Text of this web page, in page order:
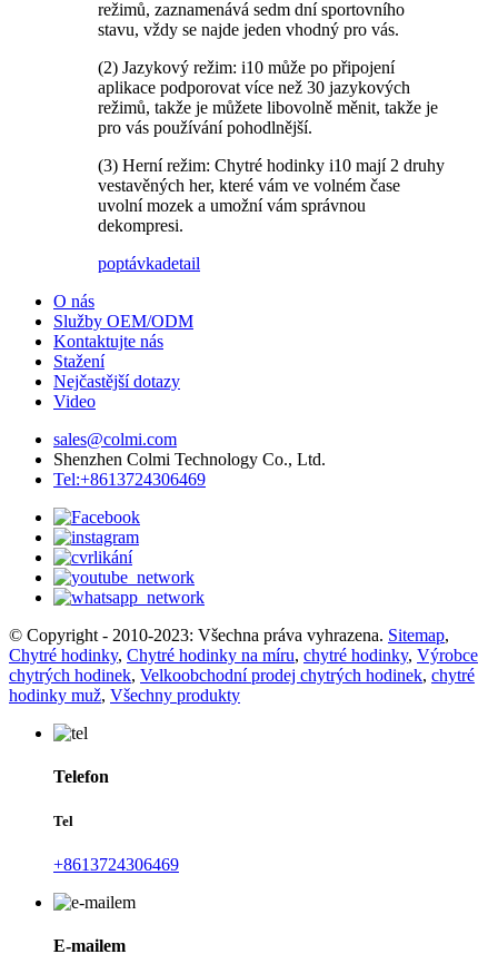
režimů, zaznamenává sedm dní sportovního
stavu, vždy se najde jeden vhodný pro vás.
(2) Jazykový režim: i10 může po připojení
aplikace podporovat více než 30 jazykových
režimů, takže je můžete libovolně měnit, takže je
pro vás používání pohodlnější.
(3) Herní režim: Chytré hodinky i10 mají 2 druhy
vestavěných her, které vám ve volném čase
uvolní mozek a umožní vám správnou
dekompresi.
poptávkadetail
O nás
Služby OEM/ODM
Kontaktujte nás
Stažení
Nejčastější dotazy
Video
sales@colmi.com
Shenzhen Colmi Technology Co., Ltd.
Tel:+8613724306469
© Copyright - 2010-2023: Všechna práva vyhrazena. Sitemap,
Chytré hodinky, Chytré hodinky na míru, chytré hodinky, Výrobce
chytrých hodinek, Velkoobchodní prodej chytrých hodinek, chytré
hodinky muž, Všechny produkty
Telefon
Tel
+8613724306469
E-mailem